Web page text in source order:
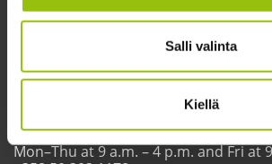
Salli valinta
Kiellä
Tampere Summer University
Yliopistonkatu 60 A (4th floor)
33100 Tampere
Opening hours:
Mon–Thu at 9 a.m. – 4 p.m. and Fri at